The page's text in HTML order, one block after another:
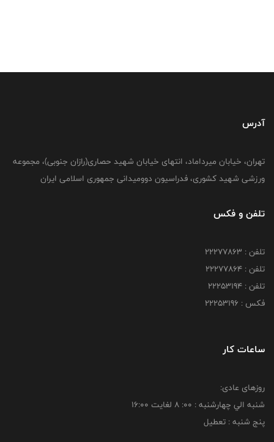
آدرس
تهران، خیابان میرداماد، انتهای خیابان شهید حصاری(رازان جنوبی)، مجموعه
ورزشی شهید کشوری، فدراسیون دوومیدانی جمهوری اسلامی ایران
تلفن و فکس
تلفن : 22277863
تلفن : 22277864
تلفن : 22253194
فکس : 22253196
ساعات کار
روزهای عادی:
شنبه الي چهارشنبه : 00: 8 لغايت 16:00
پنج شنبه : تعطیل